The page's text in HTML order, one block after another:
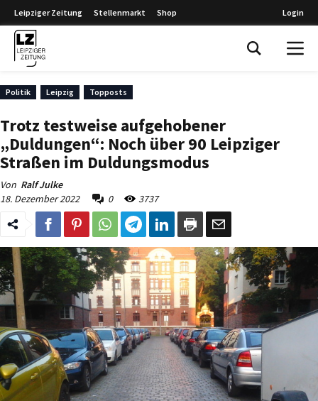
Leipziger Zeitung Stellenmarkt Shop Login
Politik Leipzig Topposts
Trotz testweise aufgehobener
„Duldungen“: Noch über 90 Leipziger
Straßen im Duldungsmodus
Von Ralf Julke
18. Dezember 2022
0 3737